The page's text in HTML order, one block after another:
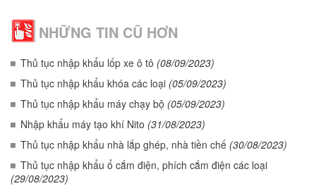
NHỮNG TIN CŨ HƠN
Thủ tục nhập khẩu lốp xe ô tô (08/09/2023)
Thủ tục nhập khẩu khóa các loại (05/09/2023)
Thủ tục nhập khẩu máy chạy bộ (05/09/2023)
Nhập khẩu máy tạo khí Nito (31/08/2023)
Thủ tục nhập khẩu nhà lắp ghép, nhà tiền chế (30/08/2023)
Thủ tục nhập khẩu ổ cắm điện, phích cắm điện các loại
(29/08/2023)